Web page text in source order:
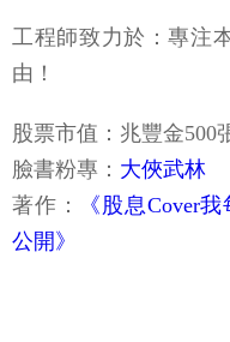
工程師致力於：專注
由！
股票市值：兆豐金500
臉書粉專： 大俠武林
著作：
《股息Cover
公開》